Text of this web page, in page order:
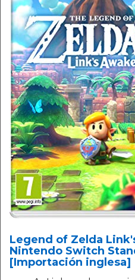
Legend of Zelda
Nintendo Switch
[Importación inglesa]